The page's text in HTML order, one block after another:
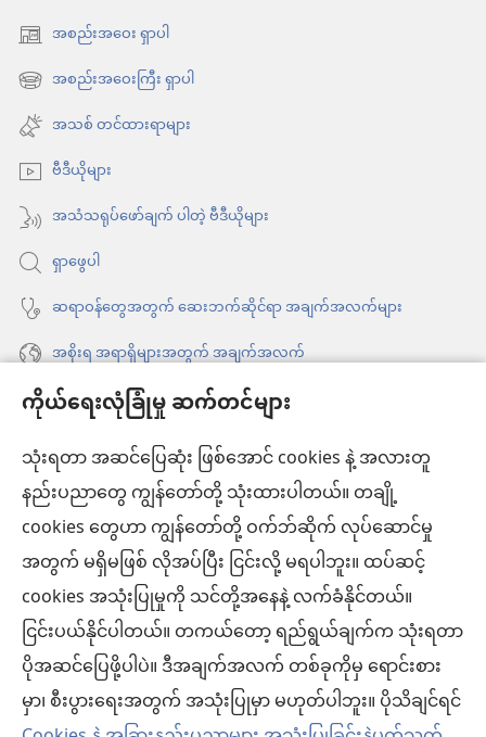
ကိုယ်ရေးလုံခြုံမှု ဆက်တင်များ
သုံးရတာ အဆင်ပြေဆုံး ဖြစ်အောင် cookies နဲ့ အလားတူ
နည်းပညာတွေ ကျွန်တော်တို့ သုံးထားပါတယ်။ တချို့
cookies တွေဟာ ကျွန်တော်တို့ ဝက်ဘ်ဆိုက် လုပ်ဆောင်မှု
အတွက် မရှိမဖြစ် လိုအပ်ပြီး ငြင်းလို့ မရပါဘူး။ ထပ်ဆင့်
cookies အသုံးပြုမှုကို သင်တို့အနေနဲ့ လက်ခံနိုင်တယ်။
ငြင်းပယ်နိုင်ပါတယ်။ တကယ်တော့ ရည်ရွယ်ချက်က သုံးရတာ
ပိုအဆင်ပြေဖို့ပါပဲ။ ဒီအချက်အလက် တစ်ခုကိုမှ ရောင်းစား
မှာ၊ စီးပွားရေးအတွက် အသုံးပြုမှာ မဟုတ်ပါဘူး။ ပိုသိချင်ရင်
အစည်းအဝေး ရှာပါ
(window
အသစ်
င့်
နေ
ပါ
တယ်)
အစည်းအဝေးကြီး ရှာပါ
(window
အသစ်
င့်
နေ
ပါ
တယ်)
အသစ် တင်ထားရာများ
ဗီဒီယိုများ
အသံသရုပ်ဖော်ချက် ပါတဲ့ ဗီဒီယိုများ
ရှာဖွေပါ
ဆရာဝန်တွေအတွက် ဆေးဘက်ဆိုင်ရာ အချက်အလက်များ
အစိုးရ အရာရှိများအတွက် အချက်အလက်
အကူအညီ
အလှူငွေ
(window
အသစ်
ဖွ
င့်
နေ
ပါ
တယ်)
ကင်းမျှော်စင် အွန်လိုင်းစာကြည့်တိုက်™
(window
အသစ်
ဖွ
င့်
နေ
ပါ
တယ်)
JW Hub®
(window
အသစ်
ဖွ
င့်
နေ
JW Library®
ကင်းမျှော်စင် စာကြည့်တိုက်